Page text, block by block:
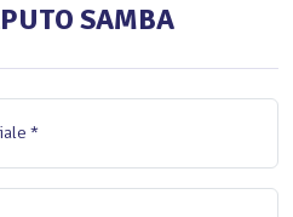
SAMBA
*